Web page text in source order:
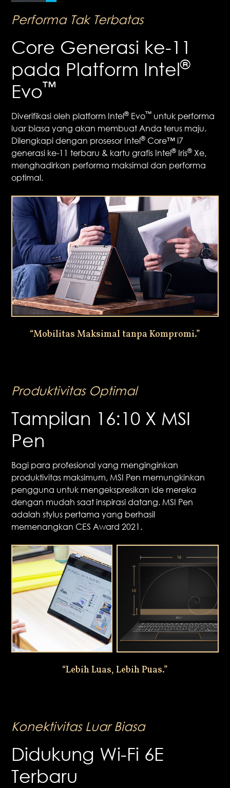
Performa Tak Terbatas
Core Generasi ke-11
pada Platform Intel®
Evo™
Diverifikasi oleh platform Intel® Evo™ untuk performa
luar biasa yang akan membuat Anda terus maju.
Dilengkapi dengan prosesor Intel® Core™ i7
generasi ke-11 terbaru & kartu grafis Intel® Iris® Xe,
menghadirkan performa maksimal dan performa
optimal.
“Mobilitas Maksimal tanpa Kompromi.”
Produktivitas Optimal
Tampilan 16:10 X MSI
Pen
Bagi para profesional yang menginginkan
produktivitas maksimum, MSI Pen memungkinkan
pengguna untuk mengekspresikan ide mereka
dengan mudah saat inspirasi datang. MSI Pen
adalah stylus pertama yang berhasil
memenangkan CES Award 2021.
“Lebih Luas, Lebih Puas.”
Konektivitas Luar Biasa
Didukung Wi-Fi 6E
Terbaru